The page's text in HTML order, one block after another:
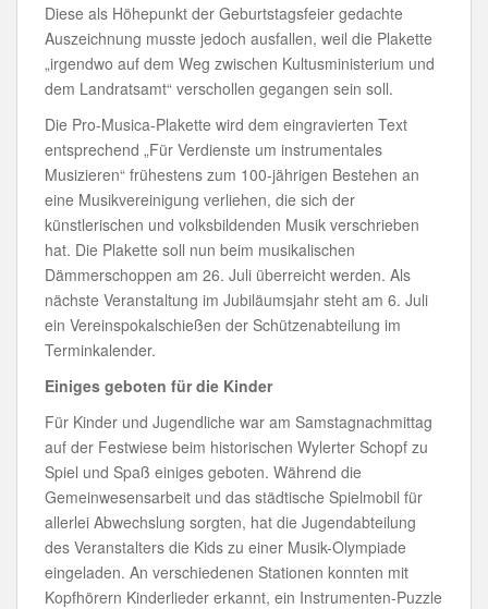
Diese als Höhepunkt der Geburtstagsfeier gedachte
Auszeichnung musste jedoch ausfallen, weil die Plakette
„irgendwo auf dem Weg zwischen Kultusministerium und
dem Landratsamt“ verschollen gegangen sein soll.
Die Pro-Musica-Plakette wird dem eingravierten Text
entsprechend „Für Verdienste um instrumentales
Musizieren“ frühestens zum 100-jährigen Bestehen an
eine Musikvereinigung verliehen, die sich der
künstlerischen und volksbildenden Musik verschrieben
hat. Die Plakette soll nun beim musikalischen
Dämmerschoppen am 26. Juli überreicht werden. Als
nächste Veranstaltung im Jubiläumsjahr steht am 6. Juli
ein Vereinspokalschießen der Schützenabteilung im
Terminkalender.
Einiges geboten für die Kinder
Für Kinder und Jugendliche war am Samstagnachmittag
auf der Festwiese beim historischen Wylerter Schopf zu
Spiel und Spaß einiges geboten. Während die
Gemeinwesensarbeit und das städtische Spielmobil für
allerlei Abwechslung sorgten, hat die Jugendabteilung
des Veranstalters die Kids zu einer Musik-Olympiade
eingeladen. An verschiedenen Stationen konnten mit
Kopfhörern Kinderlieder erkannt, ein Instrumenten-Puzzle